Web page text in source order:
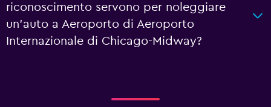
riconoscimento servono per noleggiare
un'auto a Aeroporto di Aeroporto
Internazionale di Chicago-Midway?